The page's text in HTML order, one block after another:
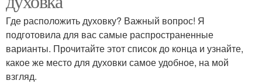
Где расположить духовку? Важный вопрос! Я
подготовила для вас самые распространенные
варианты. Прочитайте этот список до конца и узнайте,
какое же место для духовки самое удобное, на мой
взгляд.